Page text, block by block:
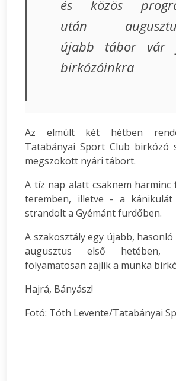
és közös
után
újabb tábor vár
birkózóinkra
Az elmúlt két hétben
Tatabányai Sport Club birkózó
megszokott nyári tábort.
A tíz nap alatt csaknem
teremben, illetve - a kánikulát
strandolt a Gyémánt furdőben.
A szakosztály egy újabb,
augusztus első hetében,
folyamatosan zajlik a munka
Hajrá, Bányász!
Fotó: Tóth Levente/Tatabányai